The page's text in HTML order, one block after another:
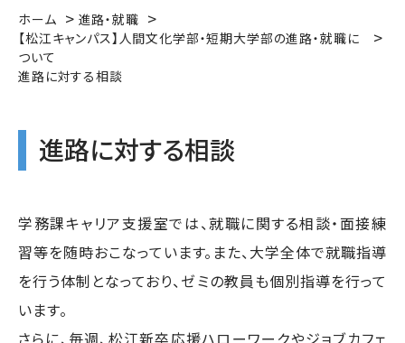
ホーム
進路・就職
【松江キャンパス】人間文化学部・短期大学部の進路・就職に
ついて
進路に対する相談
進路に対する相談
学務課キャリア支援室では、就職に関する相談・面接練
習等を随時おこなっています。また、大学全体で就職指導
を行う体制となっており、ゼミの教員も個別指導を行って
います。
さらに、毎週、松江新卒応援ハローワークやジョブカフェ